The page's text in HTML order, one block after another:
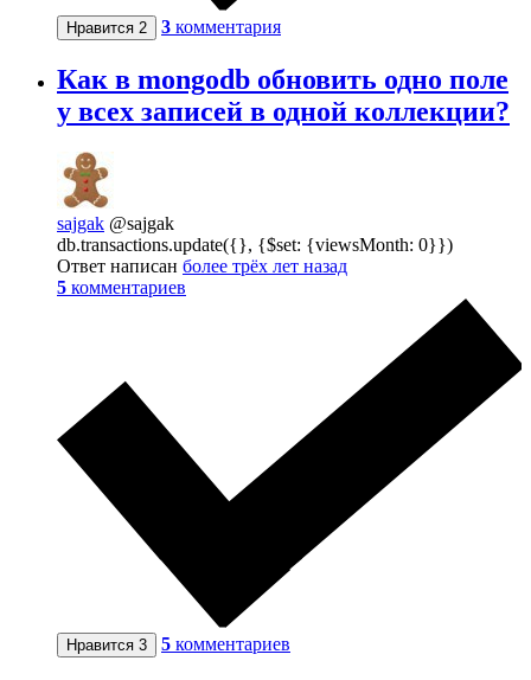
Нравится 2 3 комментария
Как в mongodb обновить одно поле
у всех записей в одной коллекции?
sajgak @sajgak
db.transactions.update({}, {$set: {viewsMonth: 0}})
Ответ написан более трёх лет назад
5 комментариев
Нравится 3 5 комментариев